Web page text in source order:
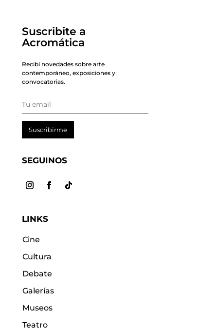
Suscribite a
Acromática
Recibí novedades sobre arte
contemporáneo, exposiciones y
convocatorias.
Suscribirme
SEGUINOS
LINKS
Cine
Cultura
Debate
Galerías
Museos
Teatro